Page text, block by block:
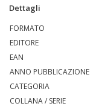
Dettagli
FORMATO
EDITORE
EAN
ANNO PUBBLICAZIONE
CATEGORIA
COLLANA / SERIE